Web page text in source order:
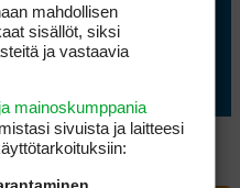
mahdollisen
sisällöt, siksi
ja vastaavia
mainoskumppania
sivuista ja laitteesi